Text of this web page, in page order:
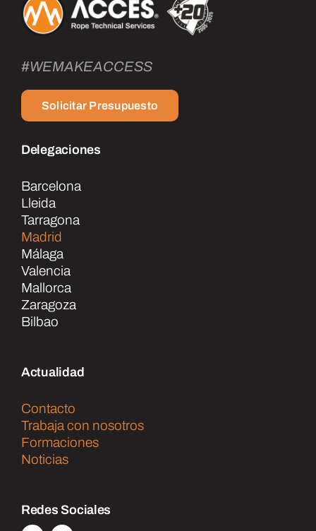
#WEMAKEACCESS
Solicitar Presupuesto
Delegaciones
Barcelona
Lleida
Tarragona
Madrid
Málaga
Valencia
Mallorca
Zaragoza
Bilbao
Actualidad
Contacto
Trabaja con nosotros
Formaciones
Noticias
Redes Sociales